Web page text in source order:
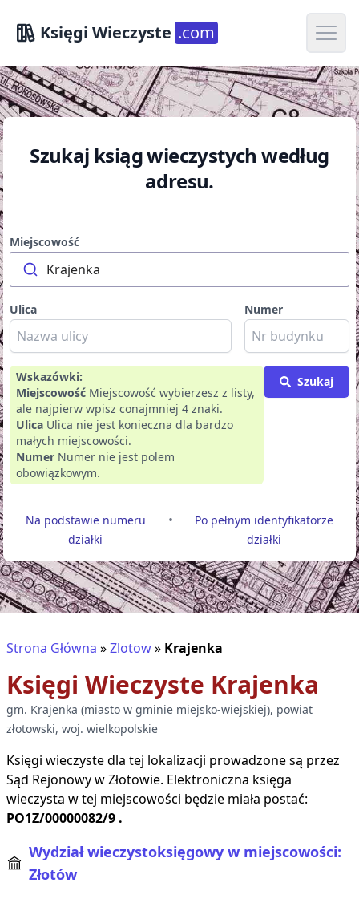
Księgi Wieczyste .com Open
Szukaj ksiąg wieczystych według
adresu.
Miejscowość
Krajenka
Ulica Numer
Wskazówki:
Miejscowość Miejscowość wybierzesz z listy,
ale najpierw wpisz conajmniej 4 znaki.
Ulica Ulica nie jest konieczna dla bardzo
małych miejscowości.
Numer Numer nie jest polem
obowiązkowym.
Szukaj
Na podstawie numeru
działki
•
Po pełnym identyfikatorze
działki
Strona Główna »Zlotow» Krajenka
Księgi Wieczyste Krajenka
gm. Krajenka (miasto w gminie miejsko-wiejskiej), powiat
złotowski, woj. wielkopolskie
Księgi wieczyste dla tej lokalizacji prowadzone są przez
Sąd Rejonowy wZłotowie. Elektroniczna księga
wieczysta w tej miejscowości będzie miała postać:
PO1Z/00000082/9 .
Wydział wieczystoksięgowy w miejscowości:
Złotów